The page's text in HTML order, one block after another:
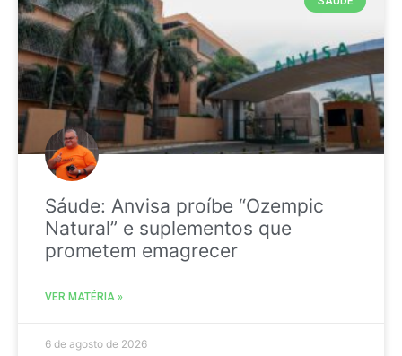
Sáude: Anvisa proíbe “Ozempic
Natural” e suplementos que
prometem emagrecer
VER MATÉRIA »
6 de agosto de 2026